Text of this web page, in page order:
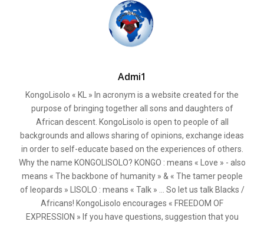
Admi1
KongoLisolo « KL » In acronym is a website created for the
purpose of bringing together all sons and daughters of
African descent. KongoLisolo is open to people of all
backgrounds and allows sharing of opinions, exchange ideas
in order to self-educate based on the experiences of others.
Why the name KONGOLISOLO? KONGO : means « Love » - also
means « The backbone of humanity » & « The tamer people
of leopards » LISOLO : means « Talk » ... So let us talk Blacks /
Africans! KongoLisolo encourages « FREEDOM OF
EXPRESSION » If you have questions, suggestion that you